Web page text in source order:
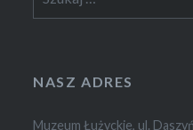
NASZ ADRES
Muzeum Łużyckie, ul.